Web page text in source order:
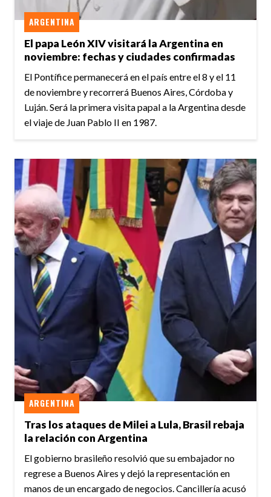
El papa León XIV visitará la Argentina en
noviembre: fechas y ciudades confirmadas
ARGENTINA
El Pontífice permanecerá en el país entre el 8 y el 11
de noviembre y recorrerá Buenos Aires, Córdoba y
Luján. Será la primera visita papal a la Argentina desde
el viaje de Juan Pablo II en 1987.
Tras los ataques de Milei a Lula, Brasil rebaja
la relación con Argentina
ARGENTINA
El gobierno brasileño resolvió que su embajador no
regrese a Buenos Aires y dejó la representación en
manos de un encargado de negocios. Cancillería acusó